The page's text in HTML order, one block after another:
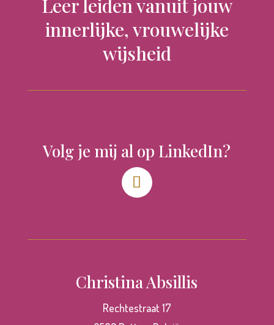
Leer leiden vanuit jouw
innerlijke, vrouwelijke
wijsheid
Volg je mij al op LinkedIn?
Christina Absillis
Rechtestraat 17